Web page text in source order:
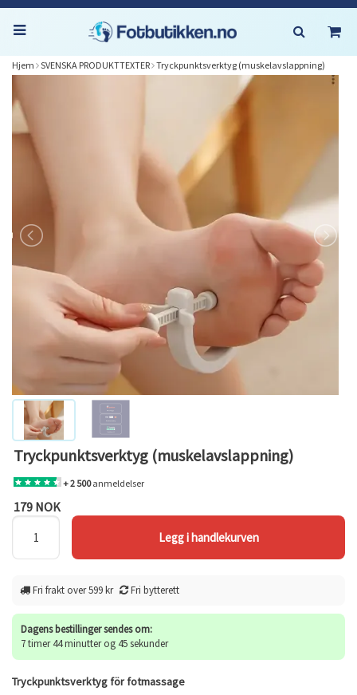
Hjem SVENSKA PRODUKTTEXTER Tryckpunktsverktyg (muskelavslappning)
Tryckpunktsverktyg (muskelavslappning)
+ 2 500anmeldelser
179 NOK
Fri frakt over 599 kr Fri bytterett
Dagens bestillinger sendes om:
7 timer 44 minutter og 45 sekunder
Tryckpunktsverktyg för fotmassage